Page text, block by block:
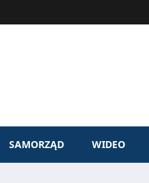
SAMORZĄD WIDEO